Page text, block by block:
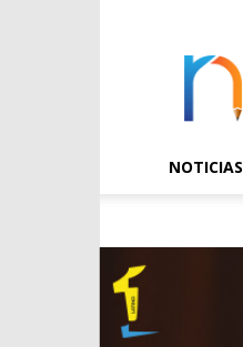
NOTICIAS